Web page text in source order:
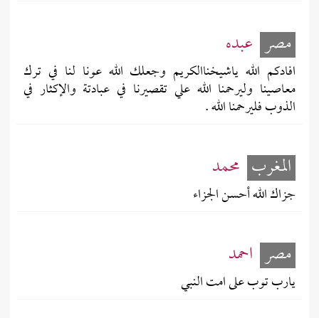
مصر عبده
افادكم الله ياشيخناالكريم وجعلك الله عونا لنا في ترك
معاصينا وليرحمنا الله علي تقصيرنا في عبادتة والإكثار في
الذوب فليرحمنا الله .
المغرب محمد
جزاك الله أحسن الجزاء
مصر احمد
يارب توب على امت النبي